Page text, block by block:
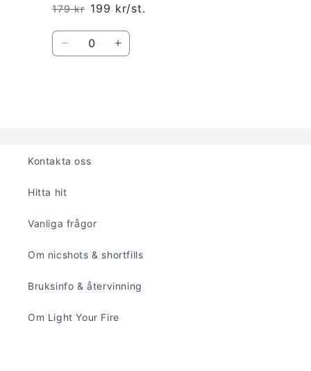
Ordinarie
pris
179 kr
Försäljningspris
199 kr/st.
Kvantitet
Minska
Öka
Kontakta oss
Hitta hit
Vanliga frågor
Om nicshots & shortfills
Bruksinfo & återvinning
Om Light Your Fire